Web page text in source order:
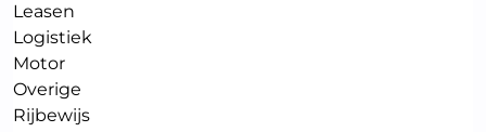
Leasen
Logistiek
Motor
Overige
Rijbewijs